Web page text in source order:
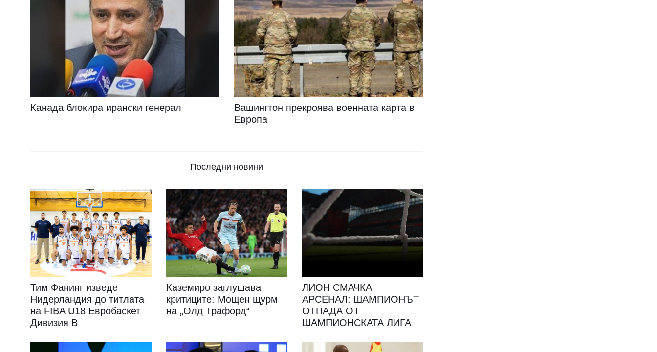
Канада блокира ирански генерал
Вашингтон прекроява военната карта в
Европа
Последни новини
Тим Фанинг изведе
Нидерландия до титлата
на FIBA U18 Евробаскет
Дивизия B
Каземиро заглушава
критиците: Мощен щурм
на „Олд Трафорд“
ЛИОН СМАЧКА
АРСЕНАЛ: ШАМПИОНЪТ
ОТПАДА ОТ
ШАМПИОНСКАТА ЛИГА